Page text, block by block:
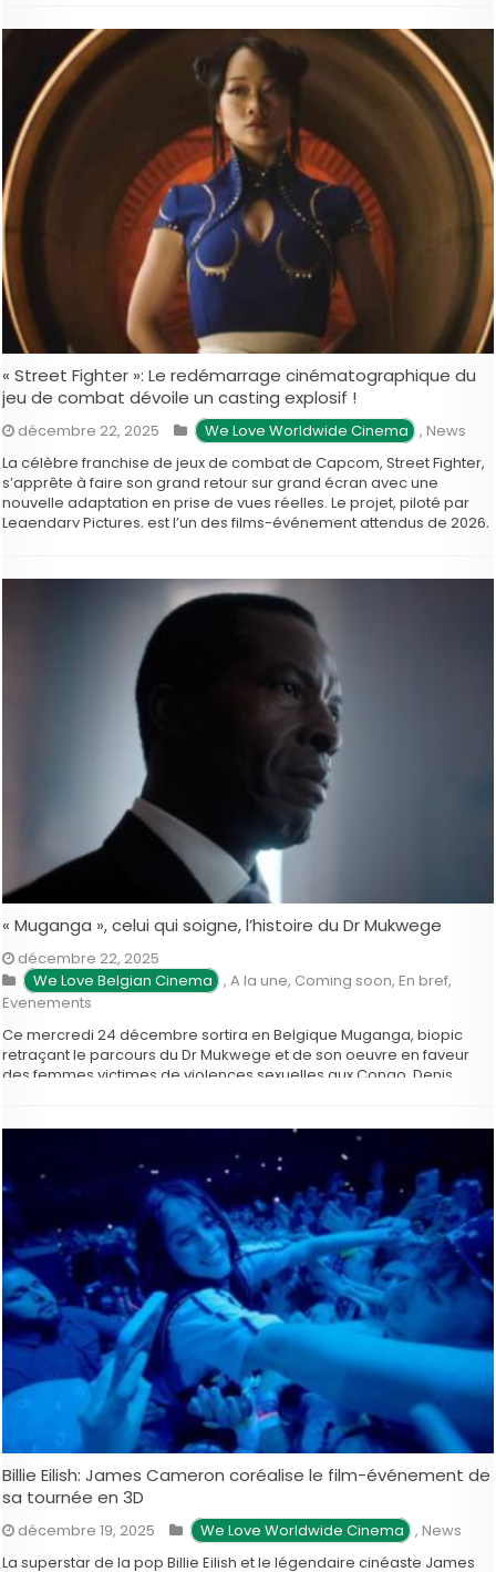
« Street Fighter »: Le redémarrage cinématographique du
jeu de combat dévoile un casting explosif !
décembre 22, 2025 We Love Worldwide Cinema , News
La célèbre franchise de jeux de combat de Capcom, Street Fighter,
s’apprête à faire son grand retour sur grand écran avec une
nouvelle adaptation en prise de vues réelles. Le projet, piloté par
Legendary Pictures, est l’un des films-événement attendus de 2026,
« Muganga », celui qui soigne, l’histoire du Dr Mukwege
décembre 22, 2025
We Love Belgian Cinema ,A la une, Coming soon, En bref,
Evenements
Ce mercredi 24 décembre sortira en Belgique Muganga, biopic
retraçant le parcours du Dr Mukwege et de son oeuvre en faveur
des femmes victimes de violences sexuelles aux Congo. Denis
Billie Eilish: James Cameron coréalise le film-événement de
sa tournée en 3D
décembre 19, 2025 We Love Worldwide Cinema , News
La superstar de la pop Billie Eilish et le légendaire cinéaste James